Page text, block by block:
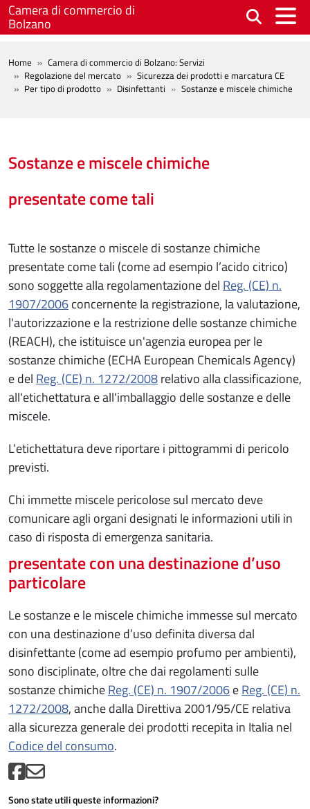
Salta al contenuto principale
Camera di commercio di
Bolzano
BREADCRUMB
Home
Camera di commercio di Bolzano: Servizi
Regolazione del mercato
Sicurezza dei prodotti e marcatura CE
Per tipo di prodotto
Disinfettanti Sostanze e miscele chimiche
Sostanze e miscele chimiche
presentate come tali
Tutte le sostanze o miscele di sostanze chimiche
presentate come tali (come ad esempio l’acido citrico)
sono soggette alla regolamentazione del Reg. (CE) n.
1907/2006concernente la registrazione, la valutazione,
l'autorizzazione e la restrizione delle sostanze chimiche
(REACH), che istituisce un'agenzia europea per le
sostanze chimiche (ECHA European Chemicals Agency)
e del Reg. (CE) n. 1272/2008relativo alla classificazione,
all'etichettatura e all'imballaggio delle sostanze e delle
miscele.
L’etichettatura deve riportare i pittogrammi di pericolo
previsti.
Chi immette miscele pericolose sul mercato deve
comunicare agli organi designati le informazioni utili in
caso di risposta di emergenza sanitaria.
presentate con una destinazione d’uso
particolare
Le sostanze e le miscele chimiche immesse sul mercato
con una destinazione d’uso definita diversa dal
disinfettante (come ad esempio profumo per ambienti),
sono disciplinate, oltre che dai regolamenti sulle
sostanze chimicheReg. (CE) n. 1907/2006eReg. (CE) n.
1272/2008, anche dalla Direttiva 2001/95/CE relativa
alla sicurezza generale dei prodotti recepita in Italia nel
Codice del consumo.
Sono state utili queste informazioni?